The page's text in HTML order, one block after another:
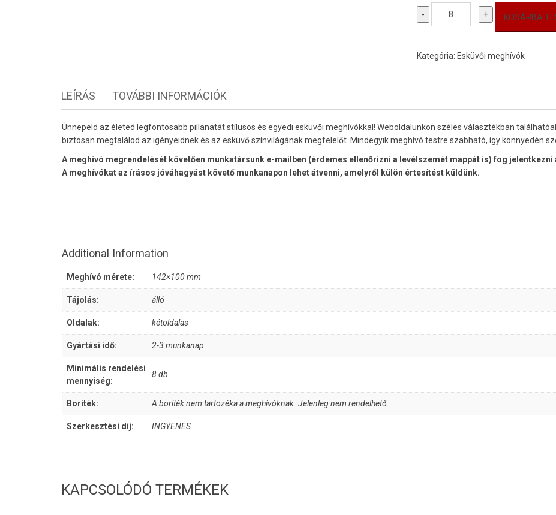
-
mennyiség
+ KOSÁRBA
Kategória: Esküvői meghívók
LEÍRÁS TOVÁBBI INFORMÁCIÓK
Ünnepeld az életed legfontosabb pillanatát stílusos és egyedi esküvői meghívókkal! Weboldalunkon széles választékban
biztosan megtalálod az igényeidnek és az esküvő színvilágának megfelelőt. Mindegyik meghívó testre szabható, így könnyedén
A meghívó megrendelését követően munkatársunk e-mailben (érdemes ellenőrizni a levélszemét mappát is) fog
A meghívókat az írásos jóváhagyást követő munkanapon lehet átvenni, amelyről külön értesítést küldünk.
Additional Information
Meghívó mérete: 142×100 mm
Tájolás: álló
Oldalak: kétoldalas
Gyártási idő: 2-3 munkanap
Minimális rendelési
mennyiség:
8 db
Boríték: A boríték nem tartozéka a meghívóknak. Jelenleg nem rendelhető.
Szerkesztési díj: INGYENES.
KAPCSOLÓDÓ TERMÉKEK